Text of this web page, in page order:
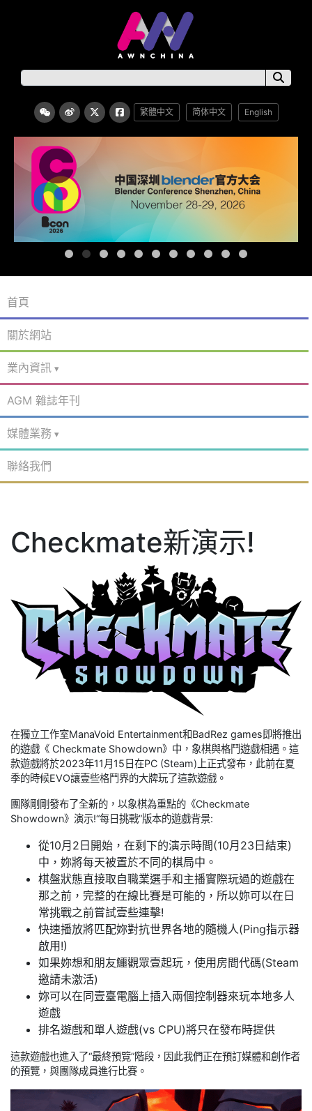
繁體中文 简体中文 English
首頁
關於網站
業內資訊
AGM 雜誌年刊
媒體業務
聯絡我們
Checkmate新演示!
在獨立工作室ManaVoid Entertainment和BadRez games即將推出
的遊戲《 Checkmate Showdown》中，象棋與格鬥遊戲相遇。這
款遊戲將於2023年11月15日在PC (Steam)上正式發布，此前在夏
季的時候EVO讓壹些格鬥界的大牌玩了這款遊戲。
團隊剛剛發布了全新的，以象棋為重點的《Checkmate
Showdown》演示!“每日挑戰”版本的遊戲背景:
從10月2日開始，在剩下的演示時間(10月23日結束)
中，妳將每天被置於不同的棋局中。
棋盤狀態直接取自職業選手和主播實際玩過的遊戲在
那之前，完整的在線比賽是可能的，所以妳可以在日
常挑戰之前嘗試壹些連擊!
快速播放將匹配妳對抗世界各地的隨機人(Ping指示器
啟用!)
如果妳想和朋友鱷觀眾壹起玩，使用房間代碼(Steam
邀請未激活)
妳可以在同壹臺電腦上插入兩個控制器來玩本地多人
遊戲
排名遊戲和單人遊戲(vs CPU)將只在發布時提供
這款遊戲也進入了“最終預覽”階段，因此我們正在預訂媒體和創作者
的預覽，與團隊成員進行比賽。